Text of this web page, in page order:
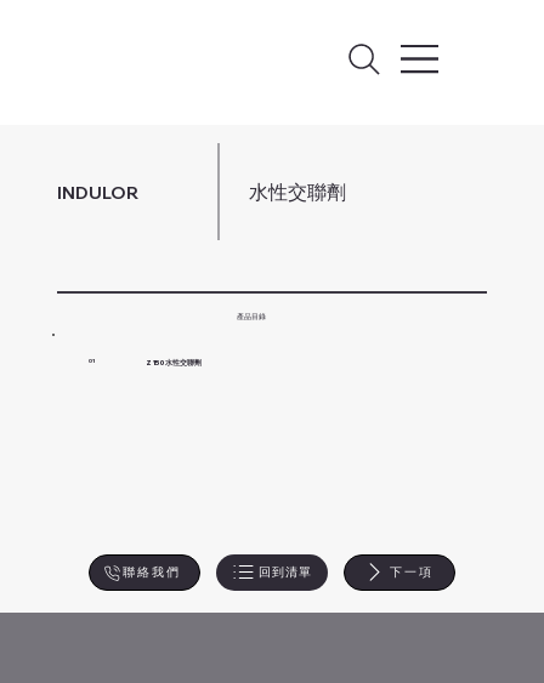
INDULOR 水性交聯劑
產品目錄
01 Z 150 水性交聯劑
聯絡我們 回到清單 下一項